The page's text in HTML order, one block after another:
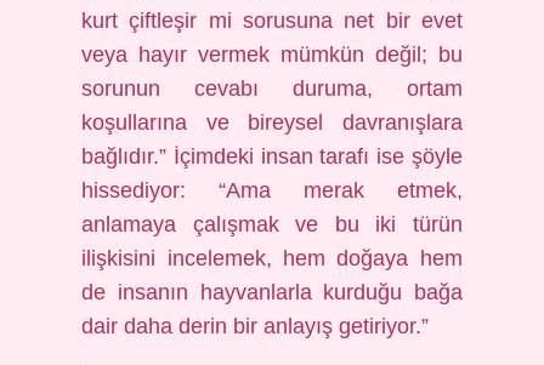
kurt çiftleşir mi sorusuna net bir evet
veya hayır vermek mümkün değil; bu
sorunun cevabı duruma, ortam
koşullarına ve bireysel davranışlara
bağlıdır.” İçimdeki insan tarafı ise şöyle
hissediyor: “Ama merak etmek,
anlamaya çalışmak ve bu iki türün
ilişkisini incelemek, hem doğaya hem
de insanın hayvanlarla kurduğu bağa
dair daha derin bir anlayış getiriyor.”